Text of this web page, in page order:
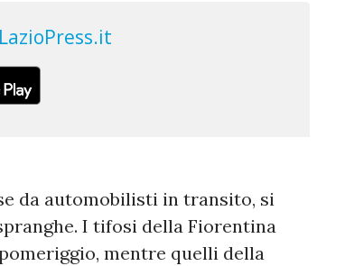
da automobilisti in transito, si
I tifosi della Fiorentina
mentre quelli della